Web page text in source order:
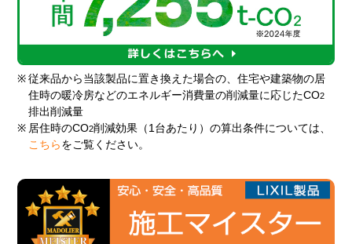
※ 従来品から当該製品に置き換えた場合の、住宅や建築物の居
住時の暖冷房などのエネルギー消費量の削減量に応じたCO2
排出削減量
※ 居住時のCO2削減効果（1台あたり）の算出条件については、
こちら をご覧ください。